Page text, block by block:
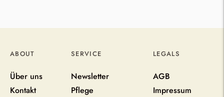
ABOUT
Über uns
Kontakt
SERVICE
Newsletter
Pflege
LEGALS
AGB
Impressum